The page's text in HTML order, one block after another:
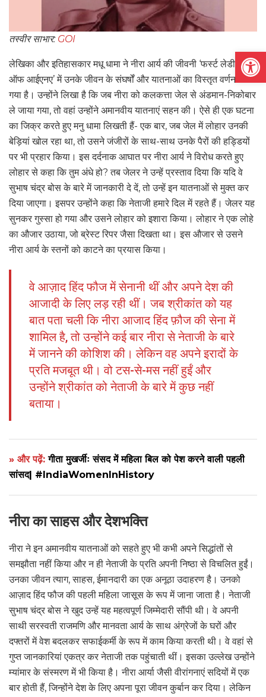
तस्वीर साभार: GOI
लेखिका और इतिहासकार मधू धामा ने नीरा आर्य की जीवनी ‘फर्स्ट लेडी स्पाई
ऑफ आईएनए’ में उनके जीवन के संघर्षों और यातनाओं का विस्तृत वर्णन किया
गया है। उन्होंने लिखा है कि जब नीरा को कलकत्ता जेल से अंडमान-निकोबार
ले जाया गया, तो वहां उन्होंने अमानवीय यातनाएं सहन की। ऐसे ही एक घटना
का जिक्र करते हुए मनु धामा लिखती हैं- एक बार, जब जेल में लोहार उनकी
बेड़ियां खोल रहा था, तो उसने जंजीरों के साथ-साथ उनके पैरों की हड्डियों
पर भी प्रहार किया। इस दर्दनाक आघात पर नीरा आर्य ने विरोध करते हुए
लोहार से कहा कि तुम अंधे हो? तब जेलर ने उन्हें प्रस्ताव दिया कि यदि वे
सुभाष चंद्र बोस के बारे में जानकारी दे दें, तो उन्हें इन यातनाओं से मुक्त कर
दिया जाएगा। इसपर उन्होंने कहा कि नेताजी हमारे दिल में रहते हैं। जेलर यह
सुनकर गुस्सा हो गया और उसने लोहार को इशारा किया। लोहार ने एक लोहे
का औजार उठाया, जो ब्रेस्ट रिपर जैसा दिखता था। इस औजार से उसने
नीरा आर्य के स्तनों को काटने का प्रयास किया।
वे आज़ाद हिंद फौज में सेनानी थीं और अपने देश की
आजादी के लिए लड़ रही थीं। जब श्रीकांत को यह
बात पता चली कि नीरा आजाद हिंद फ़ौज की सेना में
शामिल है, तो उन्होंने कई बार नीरा से नेताजी के बारे
में जानने की कोशिश की। लेकिन वह अपने इरादों के
प्रति मजबूत थी। वो टस-से-मस नहीं हुईं और
उन्होंने श्रीकांत को नेताजी के बारे में कुछ नहीं
बताया।
» और पढ़ें:गीता मुखर्जीः संसद में महिला बिल को पेश करने वाली पहली
सांसद| #IndiaWomenInHistory
नीरा का साहस औरदेशभक्ति
नीरा ने इन अमानवीय यातनाओं को सहते हुए भी कभी अपने सिद्धांतों से
समझौता नहीं किया और न ही नेताजी के प्रति अपनी निष्ठा से विचलित हुईं।
उनका जीवन त्याग, साहस, ईमानदारी का एक अनूठा उदाहरण है। उनको
आज़ाद हिंद फौज की पहली महिला जासूस के रूप में जाना जाता है। नेताजी
सुभाष चंद्र बोस ने खुद उन्हें यह महत्वपूर्ण जिम्मेदारी सौंपी थी। वे अपनी
साथी सरस्वती राजमणि और मानवता आर्य के साथ अंग्रेजों के घरों और
दफ्तरों में वेश बदलकर सफाईकर्मी के रूप में काम किया करती थी। वे वहां से
गुप्त जानकारियां एकत्र कर नेताजी तक पहुंचाती थीं। इसका उल्लेख उन्होंने
म्यांमार के संस्मरण में भी किया है। नीरा आर्या जैसी वीरांगनाएं सदियों में एक
बार होती हैं, जिन्होंने देश के लिए अपना पूरा जीवन कुर्बान कर दिया। लेकिन